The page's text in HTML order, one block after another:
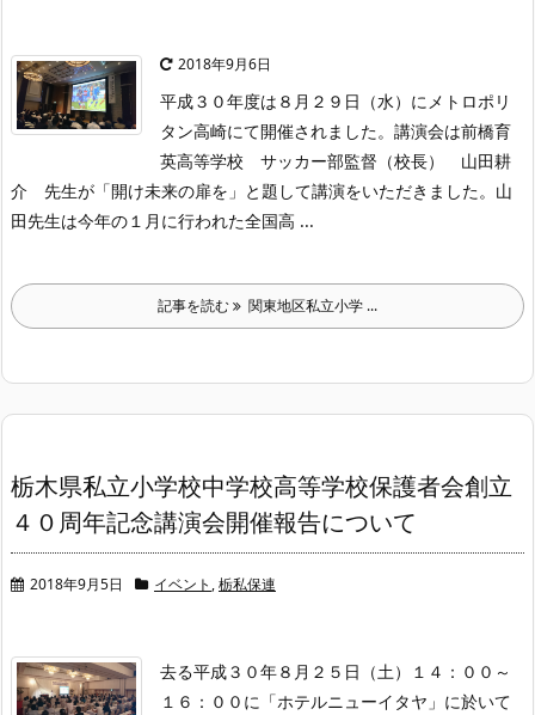
2018年9月6日
平成３０年度は８月２９日（水）にメトロポリ
タン高崎にて開催されました。 講演会は前橋育
英高等学校 サッカー部監督（校長） 山田耕
介 先生が「開け未来の扉を」と題して講演をいただきました。山
田先生は今年の１月に行われた全国高 ...
記事を読む 関東地区私立小学 ...
栃木県私立小学校中学校高等学校保護者会創立
４０周年記念講演会開催報告について
2018年9月5日 イベント,栃私保連
去る平成３０年８月２５日（土）１４：００～
１６：００に「ホテルニューイタヤ」に於いて